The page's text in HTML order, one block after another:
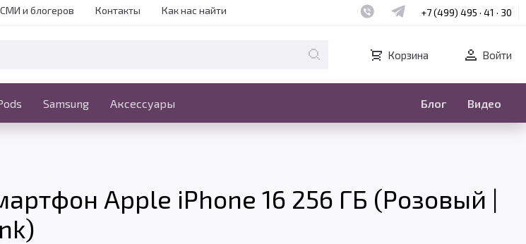
и блогеров Контакты Как нас найти Наш whatsapp
Наш telegram
+7 (499) 495 · 41 · 30
Корзина Войти
Samsung Аксессуары Блог Видео
Ещё
Apple iPhone 16 256 ГБ (Розовый |